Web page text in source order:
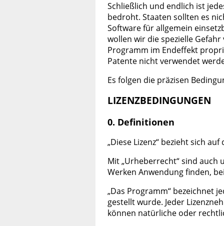
Schließlich und endlich ist
bedroht. Staaten sollten es
Software für allgemein
wollen wir die spezielle
Programm im Endeffekt
Patente nicht verwendet
Es folgen die präzisen
LIZENZBEDINGUNGEN
0. Definitionen
„Diese Lizenz“ bezieht sich
Mit „Urheberrecht“ sind
Werken Anwendung finden,
„Das Programm“ bezeichnet
gestellt wurde. Jeder
können natürliche oder